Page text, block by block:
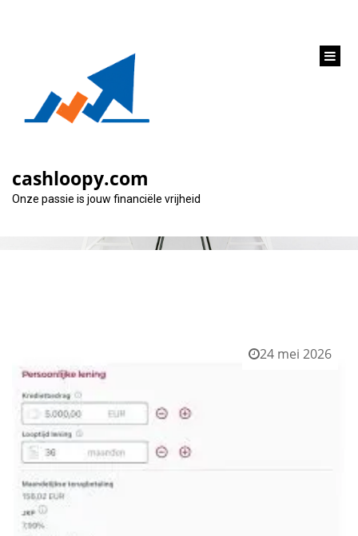
cashloopy.com
Onze passie is jouw financiële vrijheid
Tag:
24 mei 2026